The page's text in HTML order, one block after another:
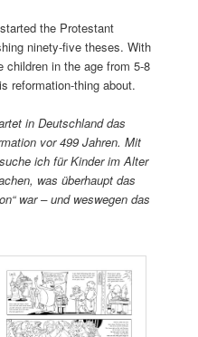
the Protestant
ninety-five theses. With
children in the age from 5-8
reformation-thing about.
in Deutschland das
vor 499 Jahren. Mit
ich für Kinder im Alter
was überhaupt das
war – und weswegen das